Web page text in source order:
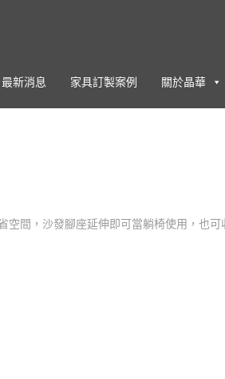
最新消息 家具訂製案例 關於晶華
間，沙發腳座延伸即可當躺椅使用，也可